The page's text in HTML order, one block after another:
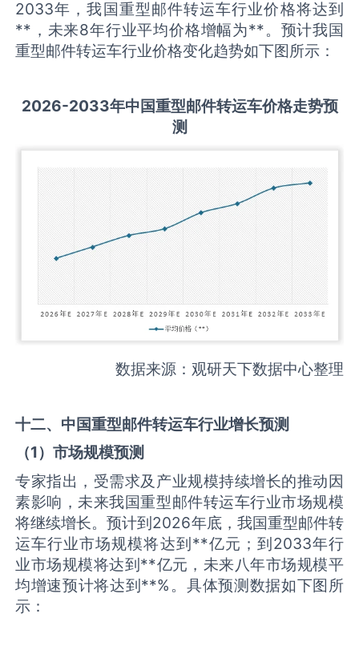
2033年，我国重型邮件转运车行业价格将达到
**，未来8年行业平均价格增幅为**。预计我国
重型邮件转运车行业价格变化趋势如下图所示：
2026-2033年中国重型邮件转运车价格走势预
测
数据来源：观研天下数据中心整理
十二、中国重型邮件转运车行业增长预测
（1）市场规模预测
专家指出，受需求及产业规模持续增长的推动因
素影响，未来我国重型邮件转运车行业市场规模
将继续增长。预计到2026年底，我国重型邮件转
运车行业市场规模将达到**亿元；到2033年行
业市场规模将达到**亿元，未来八年市场规模平
均增速预计将达到**%。具体预测数据如下图所
示：